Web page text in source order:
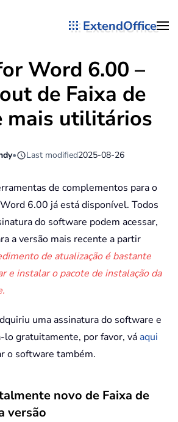
ExtendOffice
Word 6.00 –
de Faixa de
mais utilitários
• Last modified2025-08-26
de complementos para o
6.00 já está disponível. Todos
do software podem acessar,
a versão mais recente a partir
de atualização é bastante
e instalar o pacote de instalação da
uma assinatura do software e
lo gratuitamente, por favor, vá aqui
o software também.
novo de Faixa de
versão